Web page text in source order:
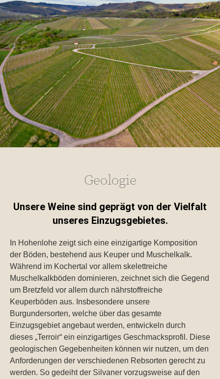
Geologie
Unsere Weine sind geprägt von der Vielfalt
unseres Einzugsgebietes.
In Hohenlohe zeigt sich eine einzigartige Komposition
der Böden, bestehend aus Keuper und Muschelkalk.
Während im Kochertal vor allem skelettreiche
Muschelkalkböden dominieren, zeichnet sich die Gegend
um Bretzfeld vor allem durch nährstoffreiche
Keuperböden aus. Insbesondere unsere
Burgundersorten, welche über das gesamte
Einzugsgebiet angebaut werden, entwickeln durch
dieses „Terroir“ ein einzigartiges Geschmacksprofil. Diese
geologischen Gegebenheiten können wir nutzen, um den
Anforderungen der verschiedenen Rebsorten gerecht zu
werden. So gedeiht der Silvaner vorzugsweise auf den